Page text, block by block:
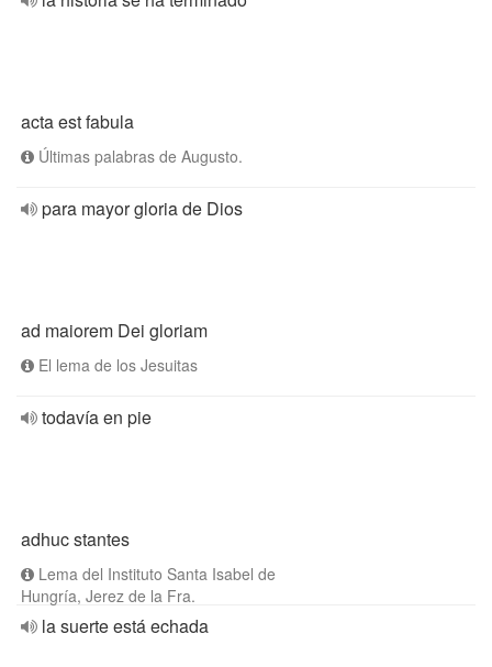
acta est fabula
Últimas palabras de Augusto.
para mayor gloria de Dios
ad maiorem Dei gloriam
El lema de los Jesuitas
todavía en pie
adhuc stantes
Lema del Instituto Santa Isabel de
Hungría, Jerez de la Fra.
la suerte está echada